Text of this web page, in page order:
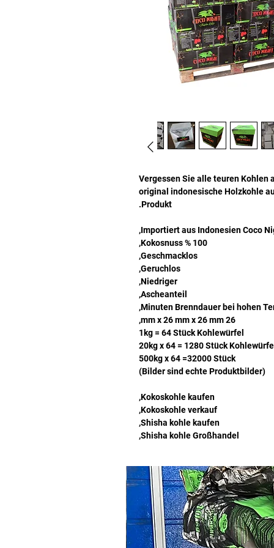
Vergessen Sie alle teuren Kohlen
original indonesische Holzkohle
Produkt.
Importiert aus Indonesien Coco
100 % Kokosnuss,
Geschmacklos,
Geruchlos,
Niedriger,
Ascheanteil,
26 mm x 26 mm x 26 mm,
1kg = 64 Stück Kohlewürfel
20kg x 64 = 1280 Stück Kohlewürfel
500kg x 64 =32000 Stück
(Bilder sind echte Produktbilder)
Kokoskohle kaufen,
Kokoskohle verkauf,
Shisha kohle kaufen,
Shisha kohle Großhandel,